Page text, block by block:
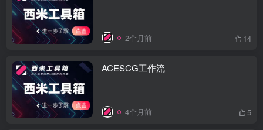
2个月前 14
ACESCG工作流
4个月前 5